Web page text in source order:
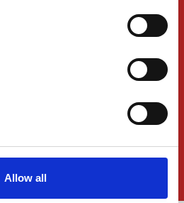
Allow all